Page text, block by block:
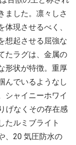
ました。凛々しさ
現させるべく、
想起させる屈強な
たラグは、金属の
形状が特徴。重厚
んでいるようなし
シャイニーホワイ
げなくその存在感
たルミブライト
、20 気圧防水の